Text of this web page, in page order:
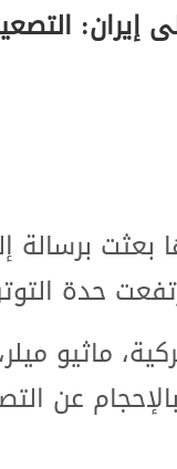
إيران:
بعثت
حدة
ماثيو
عن